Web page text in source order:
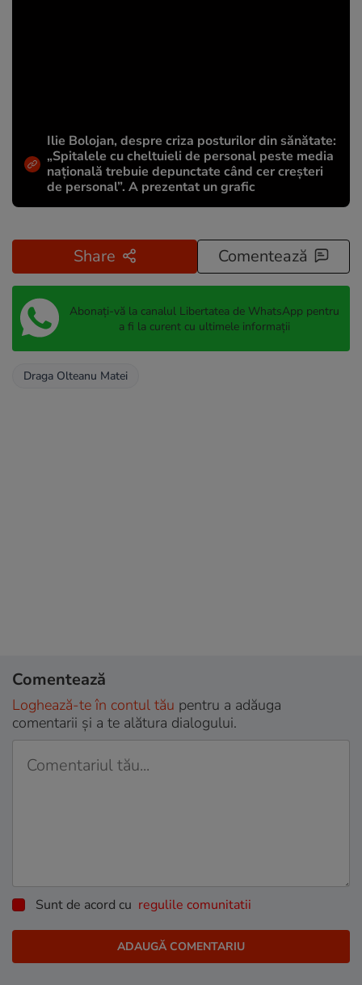
Ilie Bolojan, despre criza posturilor din sănătate:
„Spitalele cu cheltuieli de personal peste media
națională trebuie depunctate când cer creșteri
de personal”. A prezentat un grafic
Share Comentează
Abonați-vă la canalul Libertatea de WhatsApp pentru
a fi la curent cu ultimele informații
Draga Olteanu Matei
Comentează
Loghează-te în contul tău pentru a adăuga
comentarii și a te alătura dialogului.
Sunt de acord cu regulile comunitatii